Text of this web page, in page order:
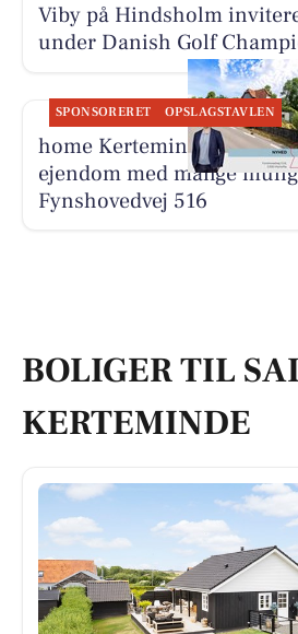
Viby på Hindsholm
under Danish Golf
SPONSORERET OPSLAGSTAVLEN
home Kerteminde
ejendom med mange
Fynshovedvej 516
BOLIGER TIL
KERTEMINDE